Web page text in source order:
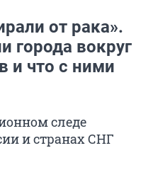
от рака».
города вокруг
и что с ними
следе
и странах СНГ